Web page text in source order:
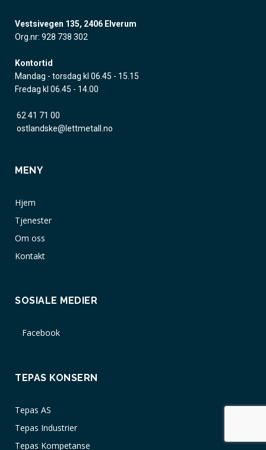
Vestsivegen 135, 2406 Elverum
Org.nr: 928 738 302
Kontortid
Mandag - torsdag kl 06.45 - 15.15
Fredag kl 06.45 - 14.00
62 41 71 00
ostlandske@lettmetall.no
MENY
Hjem
Tjenester
Om oss
Kontakt
SOSIALE MEDIER
Facebook
TEPAS KONSERN
Tepas AS
Tepas Industrier
Tepas Kompetanse